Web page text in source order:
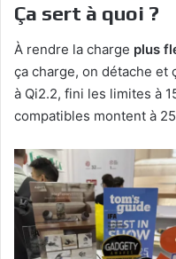
Ça sert à quoi ?
À rendre la charge plus
ça charge, on détache et
à Qi2.2, fini les limites à
compatibles montent à 25